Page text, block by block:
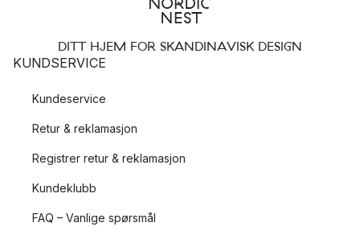
DITT HJEM FOR SKANDINAVISK DESIGN
KUNDSERVICE
Kundeservice
Retur & reklamasjon
Registrer retur & reklamasjon
Kundeklubb
FAQ – Vanlige spørsmål